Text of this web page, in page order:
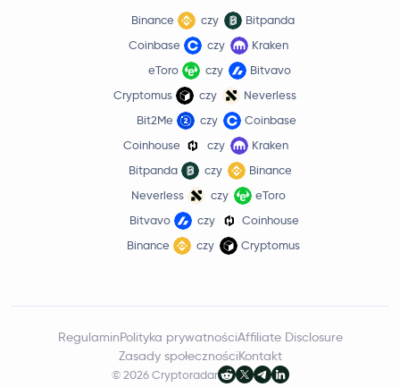
Binance czy
Bitpanda
Coinbase
czy
Kraken
eToro
czy
Bitvavo
Cryptomus
czy
Neverless
Bit2Me
czy
Coinbase
Coinhouse
czy
Kraken
Bitpanda
czy
Binance
Neverless
czy
eToro
Bitvavo
czy
Coinhouse
Binance
czy Cryptomus
© 2026 Cryptoradar
RegulaminPolityka prywatnościAffiliate Disclosure
Zasady społecznościKontakt